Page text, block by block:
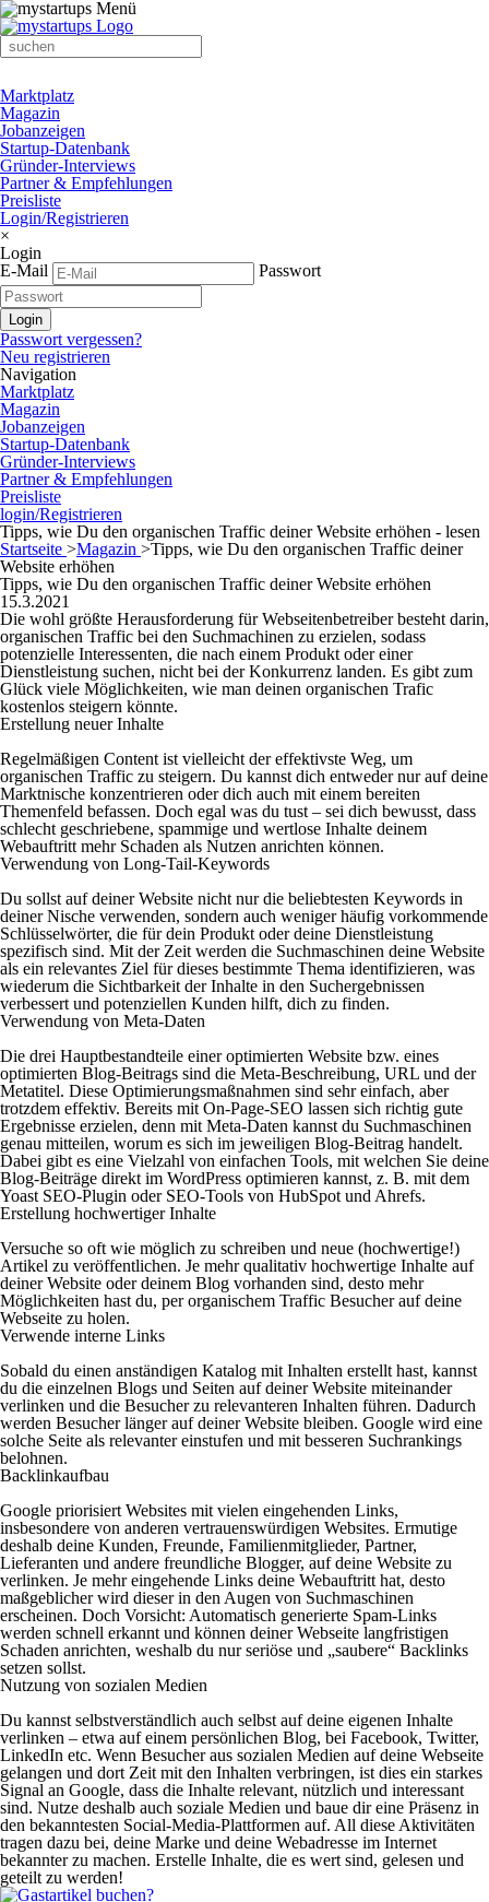
Marktplatz
Magazin
Jobanzeigen
Startup-Datenbank
Gründer-Interviews
Partner & Empfehlungen
Preisliste
Login/Registrieren
×
Login
E-Mail
Passwort
Passwort vergessen?
Neu registrieren
Navigation
Marktplatz
Magazin
Jobanzeigen
Startup-Datenbank
Gründer-Interviews
Partner & Empfehlungen
Preisliste
login/Registrieren
Tipps, wie Du den organischen Traffic deiner Website erhöhen - lesen
Startseite >Magazin >Tipps, wie Du den organischen Traffic deiner
Website erhöhen
Tipps, wie Du den organischen Traffic deiner Website erhöhen
15.3.2021
Die wohl größte Herausforderung für Webseitenbetreiber besteht darin,
organischen Traffic bei den Suchmachinen zu erzielen, sodass
potenzielle Interessenten, die nach einem Produkt oder einer
Dienstleistung suchen, nicht bei der Konkurrenz landen. Es gibt zum
Glück viele Möglichkeiten, wie man deinen organischen Trafic
kostenlos steigern könnte.
Erstellung neuer Inhalte
Regelmäßigen Content ist vielleicht der effektivste Weg, um
organischen Traffic zu steigern. Du kannst dich entweder nur auf deine
Marktnische konzentrieren oder dich auch mit einem bereiten
Themenfeld befassen. Doch egal was du tust – sei dich bewusst, dass
schlecht geschriebene, spammige und wertlose Inhalte deinem
Webauftritt mehr Schaden als Nutzen anrichten können.
Verwendung von Long-Tail-Keywords
Du sollst auf deiner Website nicht nur die beliebtesten Keywords in
deiner Nische verwenden, sondern auch weniger häufig vorkommende
Schlüsselwörter, die für dein Produkt oder deine Dienstleistung
spezifisch sind. Mit der Zeit werden die Suchmaschinen deine Website
als ein relevantes Ziel für dieses bestimmte Thema identifizieren, was
wiederum die Sichtbarkeit der Inhalte in den Suchergebnissen
verbessert und potenziellen Kunden hilft, dich zu finden.
Verwendung von Meta-Daten
Die drei Hauptbestandteile einer optimierten Website bzw. eines
optimierten Blog-Beitrags sind die Meta-Beschreibung, URL und der
Metatitel. Diese Optimierungsmaßnahmen sind sehr einfach, aber
trotzdem effektiv. Bereits mit On-Page-SEO lassen sich richtig gute
Ergebnisse erzielen, denn mit Meta-Daten kannst du Suchmaschinen
genau mitteilen, worum es sich im jeweiligen Blog-Beitrag handelt.
Dabei gibt es eine Vielzahl von einfachen Tools, mit welchen Sie deine
Blog-Beiträge direkt im WordPress optimieren kannst, z. B. mit dem
Yoast SEO-Plugin oder SEO-Tools von HubSpot und Ahrefs.
Erstellung hochwertiger Inhalte
Versuche so oft wie möglich zu schreiben und neue (hochwertige!)
Artikel zu veröffentlichen. Je mehr qualitativ hochwertige Inhalte auf
deiner Website oder deinem Blog vorhanden sind, desto mehr
Möglichkeiten hast du, per organischem Traffic Besucher auf deine
Webseite zu holen.
Verwende interne Links
Sobald du einen anständigen Katalog mit Inhalten erstellt hast, kannst
du die einzelnen Blogs und Seiten auf deiner Website miteinander
verlinken und die Besucher zu relevanteren Inhalten führen. Dadurch
werden Besucher länger auf deiner Website bleiben. Google wird eine
solche Seite als relevanter einstufen und mit besseren Suchrankings
belohnen.
Backlinkaufbau
Google priorisiert Websites mit vielen eingehenden Links,
insbesondere von anderen vertrauenswürdigen Websites. Ermutige
deshalb deine Kunden, Freunde, Familienmitglieder, Partner,
Lieferanten und andere freundliche Blogger, auf deine Website zu
verlinken. Je mehr eingehende Links deine Webauftritt hat, desto
maßgeblicher wird dieser in den Augen von Suchmaschinen
erscheinen. Doch Vorsicht: Automatisch generierte Spam-Links
werden schnell erkannt und können deiner Webseite langfristigen
Schaden anrichten, weshalb du nur seriöse und „saubere“ Backlinks
setzen sollst.
Nutzung von sozialen Medien
Du kannst selbstverständlich auch selbst auf deine eigenen Inhalte
verlinken – etwa auf einem persönlichen Blog, bei Facebook, Twitter,
LinkedIn etc. Wenn Besucher aus sozialen Medien auf deine Webseite
gelangen und dort Zeit mit den Inhalten verbringen, ist dies ein starkes
Signal an Google, dass die Inhalte relevant, nützlich und interessant
sind. Nutze deshalb auch soziale Medien und baue dir eine Präsenz in
den bekanntesten Social-Media-Plattformen auf. All diese Aktivitäten
tragen dazu bei, deine Marke und deine Webadresse im Internet
bekannter zu machen. Erstelle Inhalte, die es wert sind, gelesen und
geteilt zu werden!